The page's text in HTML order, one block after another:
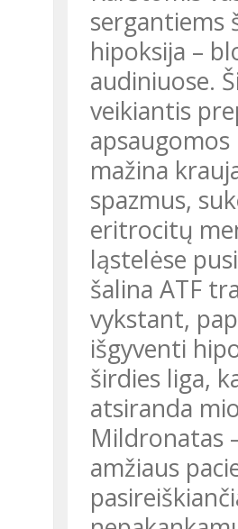
sergantiems
hipoksija –
audiniuose.
veikiantis
mažina
spazmus,
eritrocitų
ląstelėse
šalina ATF
vykstant,
išgyventi
širdies liga,
atsiranda
Mildronatas
amžiaus